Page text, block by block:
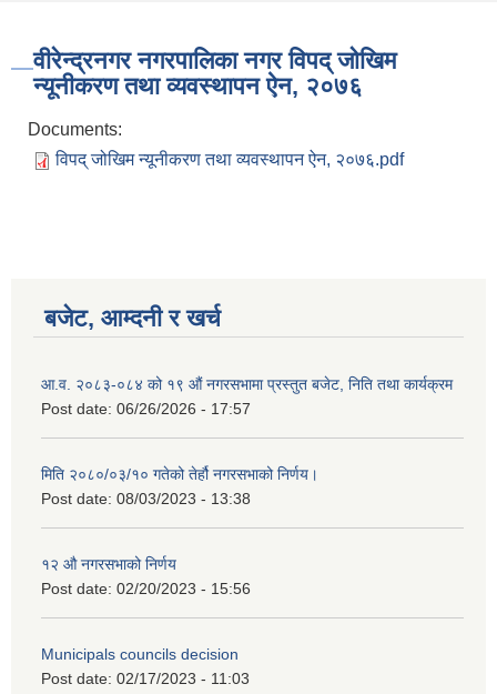
वीरेन्द्रनगर नगरपालिका नगर विपद् जोखिम
न्यूनीकरण तथा व्यवस्थापन ऐन, २०७६
Documents:
विपद् जोखिम न्यूनीकरण तथा व्यवस्थापन ऐन, २०७६.pdf
बजेट, आम्दनी र खर्च
आ.व. २०८३-०८४ को १९ औं नगरसभामा प्रस्तुत बजेट, निति तथा कार्यक्रम
Post date: 06/26/2026 - 17:57
मिति २०८०/०३/१० गतेको तेर्हौ नगरसभाको निर्णय।
Post date: 08/03/2023 - 13:38
१२ औ नगरसभाको निर्णय
Post date: 02/20/2023 - 15:56
Municipals councils decision
Post date: 02/17/2023 - 11:03